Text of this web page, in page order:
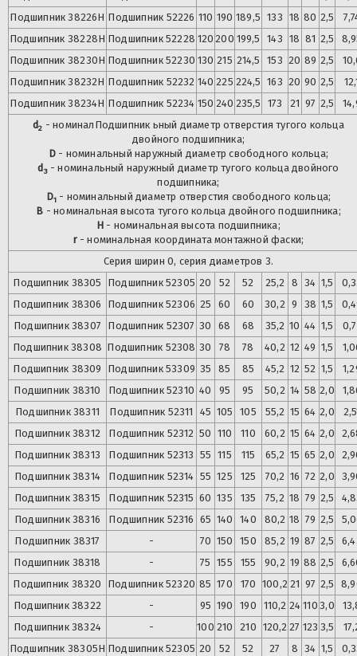
Подшипник 38226Н Подшипник 52226 110 190 189,5 133 18 80 2,5
Подшипник 38228Н Подшипник 52228 120 200 199,5 143 18 81 2,5
Подшипник 38230Н Подшипник 52230 130 215 214,5 153 20 89 2,5
Подшипник 38232Н Подшипник 52232 140 225 224,5 163 20 90 2,5
Подшипник 38234Н Подшипник 52234 150 240 235,5 173 21 97 2,5
d2 - номинал Подшипник ьный диаметр отверстия тугого кольца
двойного подшипника;
D - номинальный наружный диаметр свободного кольца;
d 3- номинальный наружный диаметр тугого кольца двойного
подшипника;
D1 - номинальный диаметр отверстия свободного кольца;
B - номинальная высота тугого кольца двойного подшипника;
H - номинальная высота подшипника;
r- номинальная координата монтажной фаски;
Серия ширин 0, серия диаметров 3.
Подшипник 38305 Подшипник 52305 20 52 52 25,2 8 34 1,5
Подшипник 38306 Подшипник 52306 25 60 60 30,2 9 38 1,5
Подшипник 38307 Подшипник 52307 30 68 68 35,2 10 44 1,5
Подшипник 38308 Подшипник 52308 30 78 78 40,2 12 49 1,5
Подшипник 38309 Подшипник 53309 35 85 85 45,2 12 52 1,5
Подшипник 38310 Подшипник 52310 40 95 95 50,2 14 58 2,0
Подшипник 38311 Подшипник 52311 45 105 105 55,2 15 64 2,0
Подшипник 38312 Подшипник 52312 50 110 110 60,2 15 64 2,0
Подшипник 38313 Подшипник 52313 55 115 115 65,2 15 65 2,0
Подшипник 38314 Подшипник 52314 55 125 125 70,2 16 72 2,0
Подшипник 38315 Подшипник 52315 60 135 135 75,2 18 79 2,5
Подшипник 38316 Подшипник 52316 65 140 140 80,2 18 79 2,5
Подшипник 38317 - 70 150 150 85,2 19 87 2,5
Подшипник 38318 - 75 155 155 90,2 19 88 2,5
Подшипник 38320 Подшипник 52320 85 170 170 100,2 21 97 2,5
Подшипник 38322 - 95 190 190 110,2 24 110 3,0
Подшипник 38324 - 100 210 210 120,2 27 123 3,5
Подшипник 38305Н Подшипник 52305 20 52 52 27 8 34 1,5